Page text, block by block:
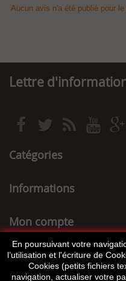
Aucun avis n'a été publié pour
Lettre
Catégories
Informations
Mon compte
Informations sur
En poursuivant votre
l’utilisation et l'écriture de
Cookies (petits fichiers
navigation, actualiser votre